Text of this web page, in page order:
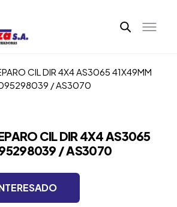
CIL DIR 4X4 AS3065 41X49MM
/ AS3070
CIL DIR 4X4 AS3065
/ AS3070